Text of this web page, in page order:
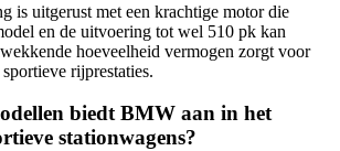
is uitgerust met een krachtige motor die
en de uitvoering tot wel 510 pk kan
hoeveelheid vermogen zorgt voor
rijprestaties.
biedt BMW aan in het
stationwagens?